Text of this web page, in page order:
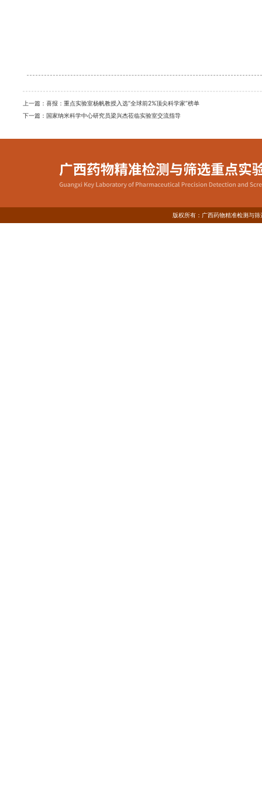
上一篇： 喜报：重点实验室杨帆教授入选“全球前2%顶尖科学家”榜单
下一篇： 国家纳米科学中心研究员梁兴杰莅临实验室交流指导
版权所有：广西药物精准检测与